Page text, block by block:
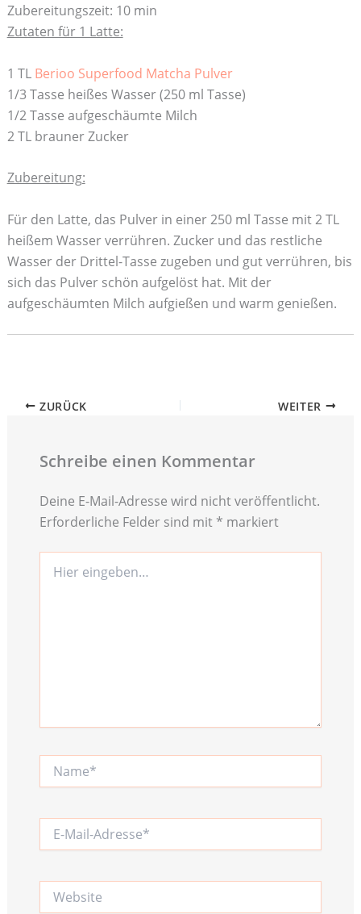
Zubereitungszeit: 10 min
Zutaten für 1 Latte:
1 TL Berioo Superfood Matcha Pulver
1/3 Tasse heißes Wasser (250 ml Tasse)
1/2 Tasse aufgeschäumte Milch
2 TL brauner Zucker
Zubereitung:
Für den Latte, das Pulver in einer 250 ml Tasse mit 2 TL
heißem Wasser verrühren. Zucker und das restliche
Wasser der Drittel-Tasse zugeben und gut verrühren, bis
sich das Pulver schön aufgelöst hat. Mit der
aufgeschäumten Milch aufgießen und warm genießen.
ZURÜCK WEITER
Schreibe einen Kommentar
Deine E-Mail-Adresse wird nicht veröffentlicht.
Erforderliche Felder sind mit * markiert
eingeben…
Mail-
Website